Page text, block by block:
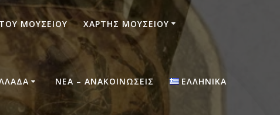
ΜΟΥΣΕΊΟΥ ΧΆΡΤΗΣ ΜΟΥΣΕΊΟΥ
ΝΈΑ – ΑΝΑΚΟΙΝΏΣΕΙΣ ΕΛΛΗΝΙΚΆ